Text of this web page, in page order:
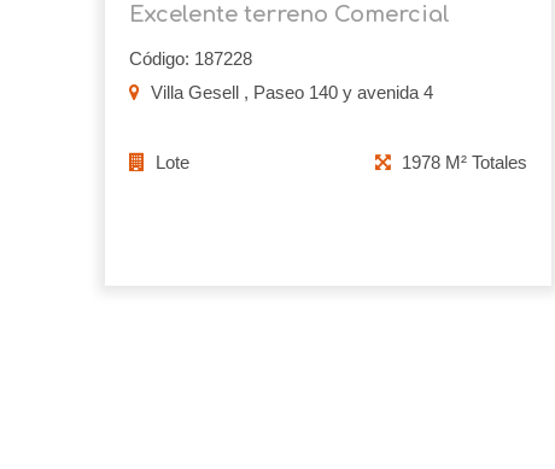
Excelente terreno Comercial
Código: 187228
Villa Gesell , Paseo 140 y avenida 4
Lote 1978 M² Totales